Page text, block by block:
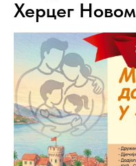
Херцег Новом